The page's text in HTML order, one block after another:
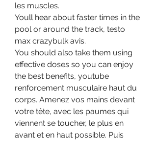
les muscles.
Youll hear about faster times in the
pool or around the track, testo
max crazybulk avis.
You should also take them using
effective doses so you can enjoy
the best benefits, youtube
renforcement musculaire haut du
corps. Amenez vos mains devant
votre tête, avec les paumes qui
viennent se toucher, le plus en
avant et en haut possible. Puis